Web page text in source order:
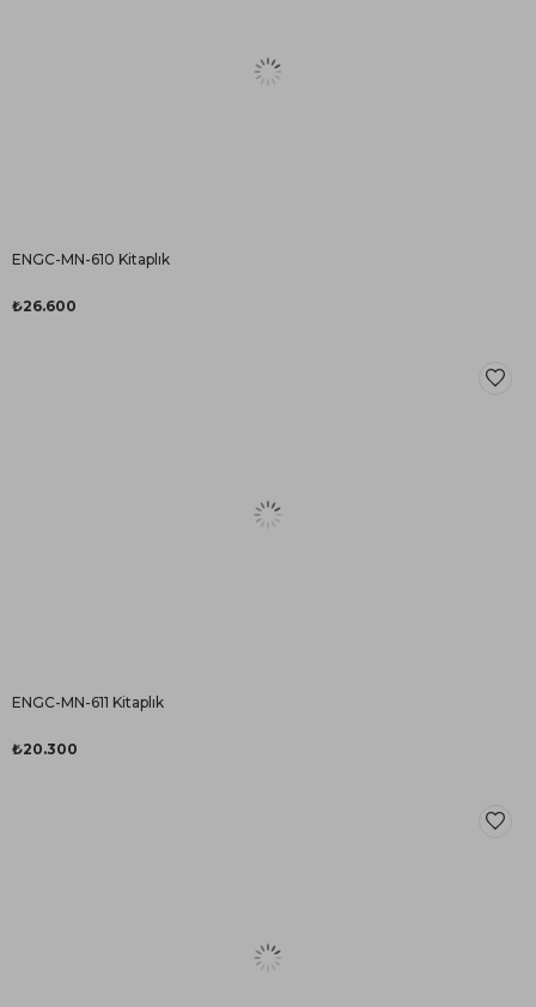
ENGC-MN-610 Kitaplık
₺26.600
ENGC-MN-611 Kitaplık
₺20.300